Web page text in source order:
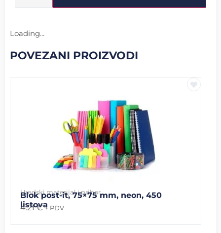
Loading...
POVEZANI PROIZVODI
Uredski materijal i pribor
Blok post-it, 75×75 mm, neon, 450
listova
4.21€ + PDV